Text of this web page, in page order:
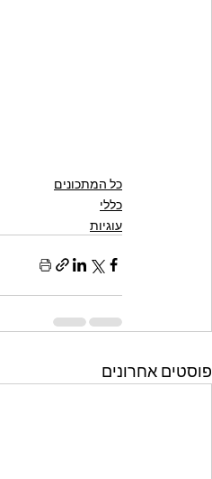
כל המתכונים
כללי
עוגיות
פוסטים אחרונים